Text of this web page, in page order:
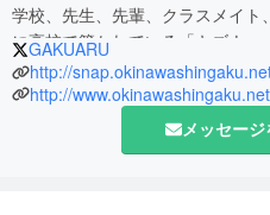
学校、先生、先輩、クラスメイト
に高校で築かれている「キズナ」
し、沖縄の高校生の進路選びや可
情報誌です。卒業アルバムのよう
略して『ガクアル』。
GAKUARU
http://
http://
メッセージ